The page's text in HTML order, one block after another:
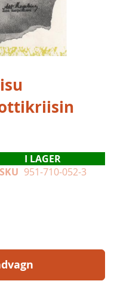
I LAGER
SKU 951-710-052-3